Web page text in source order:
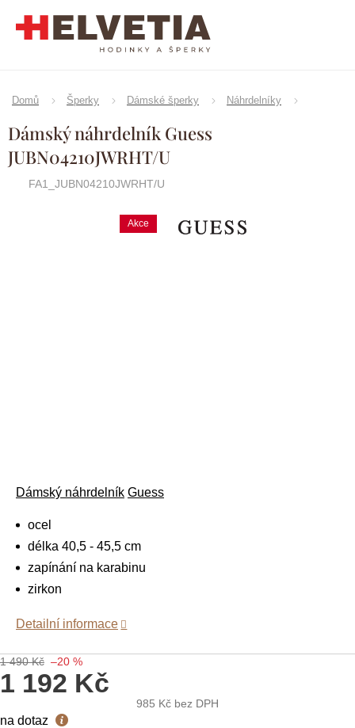
Domů Šperky Dámské šperky Náhrdelníky
Dámský náhrdelník Guess
JUBN04210JWRHT/U
FA1_JUBN04210JWRHT/U
Akce Značka: Guess
1 490 Kč –20 %
1 192 Kč
985 Kč bez DPH
Měrná
na dotaz
Dámský náhrdelník Guess
ocel
délka 40,5 - 45,5 cm
zapínání na karabinu
zirkon
Detailní informace